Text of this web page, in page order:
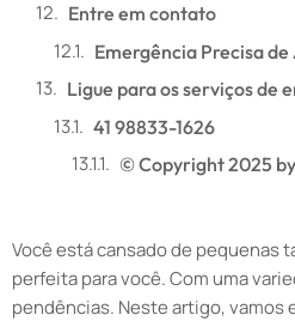
Entre em contato
Emergência Precisa de
Ligue para os serviços de
41 98833-1626
© Copyright 2025
Você está cansado de pequenas
perfeita para você. Com uma
pendências. Neste artigo, vamos